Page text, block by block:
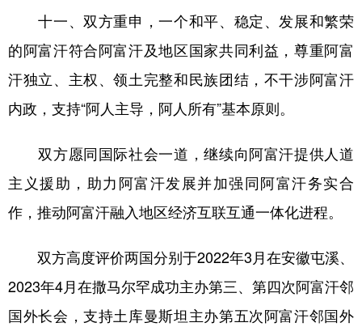
十一、双方重申，一个和平、稳定、发展和繁荣
的阿富汗符合阿富汗及地区国家共同利益，尊重阿富
汗独立、主权、领土完整和民族团结，不干涉阿富汗
内政，支持“阿人主导，阿人所有”基本原则。
双方愿同国际社会一道，继续向阿富汗提供人道
主义援助，助力阿富汗发展并加强同阿富汗务实合
作，推动阿富汗融入地区经济互联互通一体化进程。
双方高度评价两国分别于2022年3月在安徽屯溪、
2023年4月在撒马尔罕成功主办第三、第四次阿富汗邻
国外长会，支持土库曼斯坦主办第五次阿富汗邻国外